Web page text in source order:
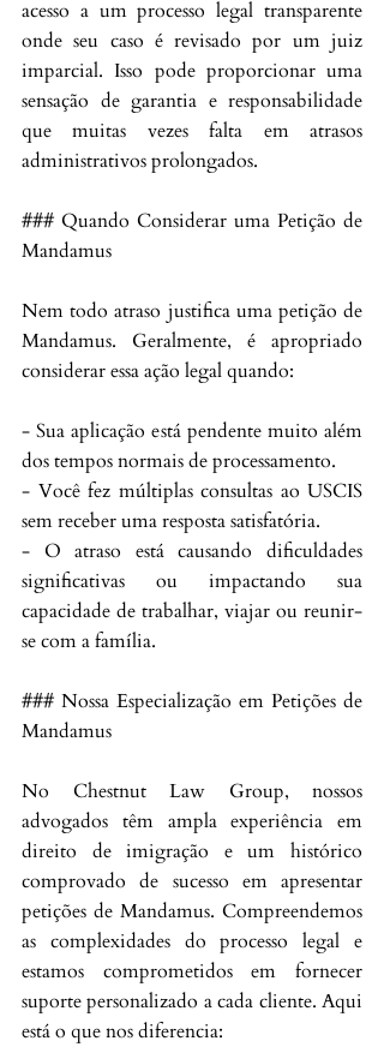
acesso a um processo legal transparente
onde seu caso é revisado por um juiz
imparcial. Isso pode proporcionar uma
sensação de garantia e responsabilidade
que muitas vezes falta em atrasos
administrativos prolongados.
### Quando Considerar uma Petição de
Mandamus
Nem todo atraso justifica uma petição de
Mandamus. Geralmente, é apropriado
considerar essa ação legal quando:
- Sua aplicação está pendente muito além
dos tempos normais de processamento.
- Você fez múltiplas consultas ao USCIS
sem receber uma resposta satisfatória.
- O atraso está causando dificuldades
significativas ou impactando sua
capacidade de trabalhar, viajar ou reunir-
se com a família.
### Nossa Especialização em Petições de
Mandamus
No Chestnut Law Group, nossos
advogados têm ampla experiência em
direito de imigração e um histórico
comprovado de sucesso em apresentar
petições de Mandamus. Compreendemos
as complexidades do processo legal e
estamos comprometidos em fornecer
suporte personalizado a cada cliente. Aqui
está o que nos diferencia: